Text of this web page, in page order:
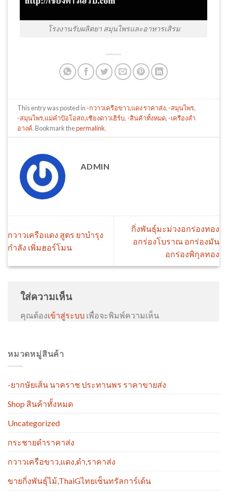
โรงงานรับผลิตยา สมุนไพรและอาหารเสิรม
This entry was posted in -กวาวเครือขาว,แดง ราคาส่ง, -สมุนไพร,
-สมุนไพร,แม่คำป้อโอสถ,เชียงดาวเฮิร์บ, -สินค้าทั้งหมด, -เครืองสำ
อางค์. Bookmark thepermalink.
ADMIN
กวาวเครือแดง สูตร ยาบำรุง
กำลัง เพิ่มฮอร์โมน
กิ่งพันธุ์มะม่วงอกร่องทอง
อกร่องโบราณ อกร่องมัน
อกร่องพิกุลทอง
ใส่ความเห็น
คุณต้องเข้าสู่ระบบ เพื่อจะพิมพ์ความเห็น
หมวดหมู่สินค้า
-ยากษัยเส้น นาคราช ประทานพร ราคาขายส่ง
Shop สินค้าทั้งหมด
Uncategorized
กระชายดำราคาส่ง
กวาวเครือขาว,แดง,ดำ,ราคาส่ง
ขายกิ่งพันธุ์ไม้,ThaiGไทยเซ็นทรัลการ์เด้น